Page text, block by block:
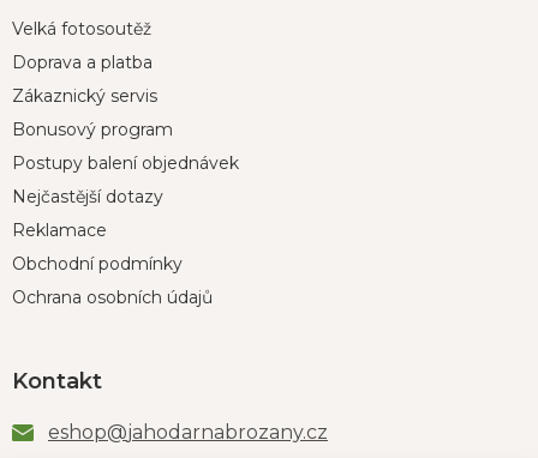
Velká fotosoutěž
Doprava a platba
Zákaznický servis
Bonusový program
Postupy balení objednávek
Nejčastější dotazy
Reklamace
Obchodní podmínky
Ochrana osobních údajů
Kontakt
eshop@jahodarnabrozany.cz